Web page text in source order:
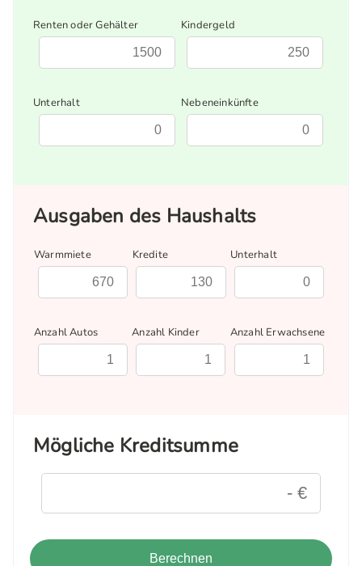
Renten oder Gehälter Kindergeld
Unterhalt Nebeneinkünfte
Ausgaben des Haushalts
Warmmiete Kredite Unterhalt
Anzahl Autos Anzahl Kinder Anzahl Erwachsene
Mögliche Kreditsumme
Berechnen